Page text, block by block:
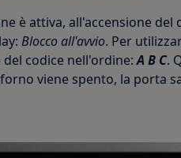
è attiva, all'accensione
Blocco all'avvio. Per
codice nell'ordine:A B C.
viene spento, la porta